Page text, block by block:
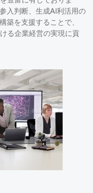
入判断、生成AI利活用の
築を支援することで、
る企業経営の実現に貢